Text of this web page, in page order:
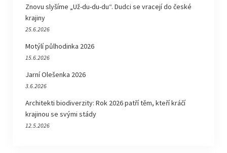
Znovu slyšíme „Už-du-du-du“. Dudci se vracejí do české
krajiny
25.6.2026
Motýlí půlhodinka 2026
15.6.2026
Jarní Olešenka 2026
3.6.2026
Architekti biodiverzity: Rok 2026 patří těm, kteří kráčí
krajinou se svými stády
12.5.2026